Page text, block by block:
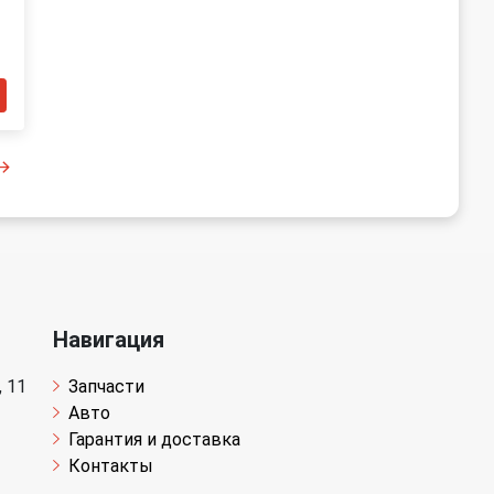
11
Навигация
Запчасти
Авто
Гарантия и доставка
Контакты